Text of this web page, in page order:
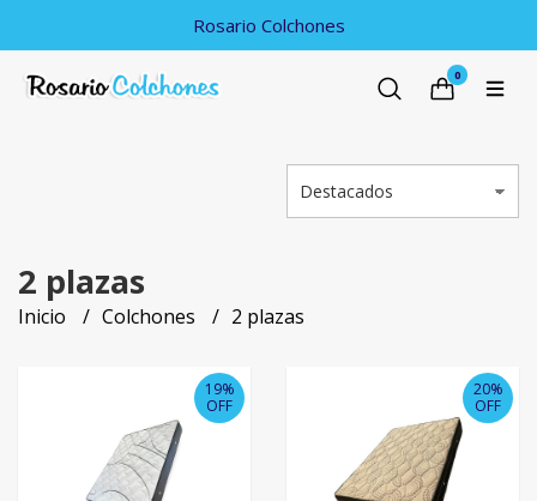
Rosario Colchones
0
2 plazas
Inicio Colchones 2 plazas
19%
OFF
20%
OFF